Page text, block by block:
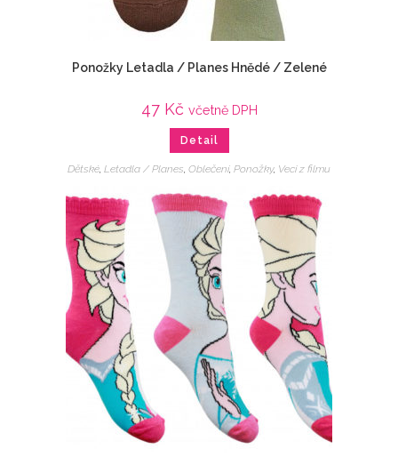
Ponožky Letadla / Planes Hnědé / Zelené
47 Kč včetně DPH
Detail
Dětské, Letadla / Planes, Oblečení, Ponožky, Veci z filmu